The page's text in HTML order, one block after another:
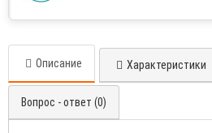
Описание Характеристики
Вопрос - ответ (0)